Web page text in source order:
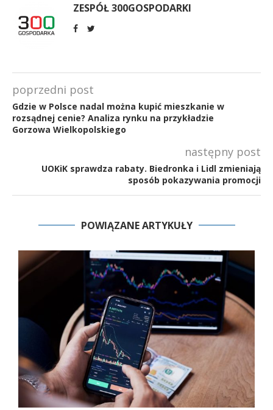
ZESPÓŁ 300GOSPODARKI
poprzedni post
Gdzie w Polsce nadal można kupić mieszkanie w
rozsądnej cenie? Analiza rynku na przykładzie
Gorzowa Wielkopolskiego
następny post
UOKiK sprawdza rabaty. Biedronka i Lidl zmieniają
sposób pokazywania promocji
POWIĄZANE ARTYKUŁY